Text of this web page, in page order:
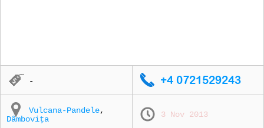
-
Vulcana-Pandele,
Dâmboviţa
3 Nov 2013